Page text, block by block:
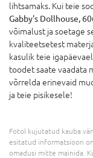
lihtsamaks. Kui teie
Gabby's Dollhouse,
võimalust ja soetage
kvaliteetsetest
kasulik teie
toodet saate vaadata
võrrelda erinevaid
ja teie pisikesele!
Fotol kujutatud kauba
esitatud informatsioon
omadusi mitte mainida.